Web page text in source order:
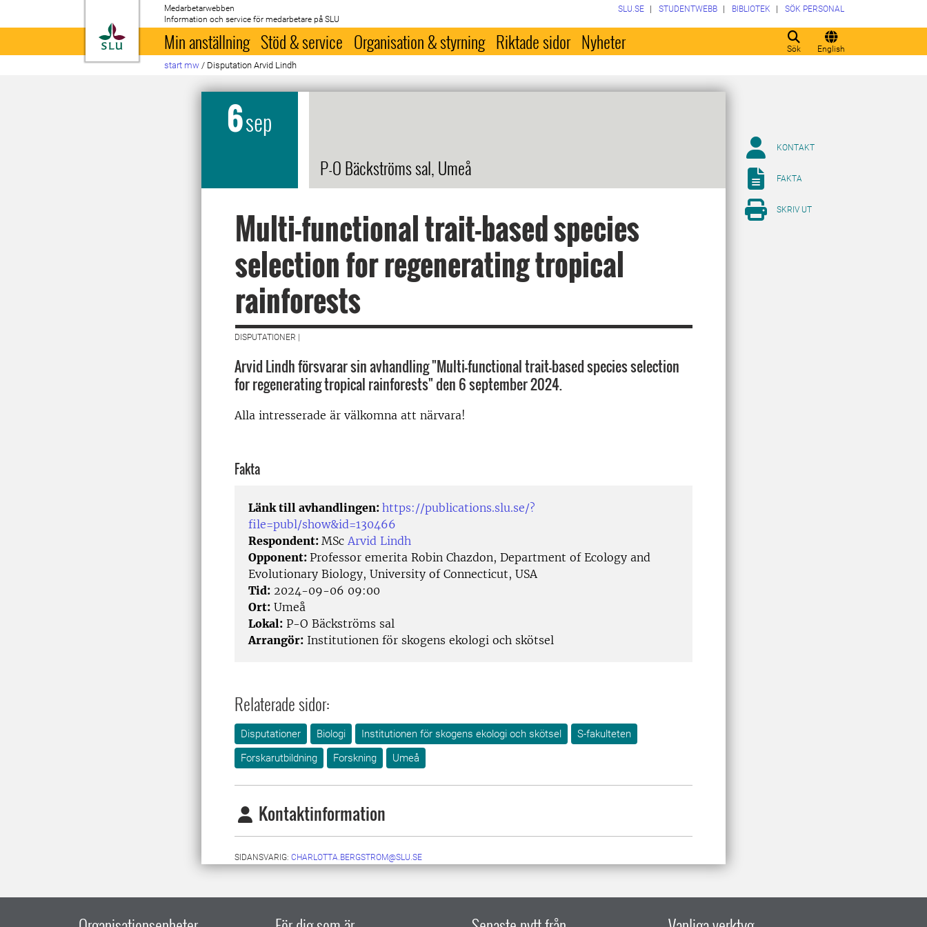
Till startsida
Medarbetarwebben
Information och service för medarbetare på SLU
Sök English
SLU.SE STUDENTWEBB BIBLIOTEK SÖK PERSONAL
Min anställning Stöd & service Organisation & styrning Riktade sidor Nyheter
start mw / Disputation Arvid Lindh
6sep
P-O Bäckströms sal, Umeå
Multi-functional trait-based species
selection for regenerating tropical
rainforests
DISPUTATIONER |
Arvid Lindh försvarar sin avhandling "Multi-functional trait-based species selection
for regenerating tropical rainforests" den 6 september 2024.
Alla intresserade är välkomna att närvara!
Fakta
Länk till avhandlingen: https://publications.slu.se/?
file=publ/show&id=130466
Respondent: MSc Arvid Lindh
Opponent: Professor emerita Robin Chazdon, Department of Ecology and
Evolutionary Biology, University of Connecticut, USA
Tid: 2024-09-06 09:00
Ort: Umeå
Lokal: P-O Bäckströms sal
Arrangör: Institutionen för skogens ekologi och skötsel
Relaterade sidor:
Disputationer Biologi Institutionen för skogens ekologi och skötsel
S-fakulteten
Forskarutbildning
Forskning Umeå
Kontaktinformation
SIDANSVARIG: CHARLOTTA.BERGSTROM@SLU.SE
KONTAKT
FAKTA
SKRIV UT